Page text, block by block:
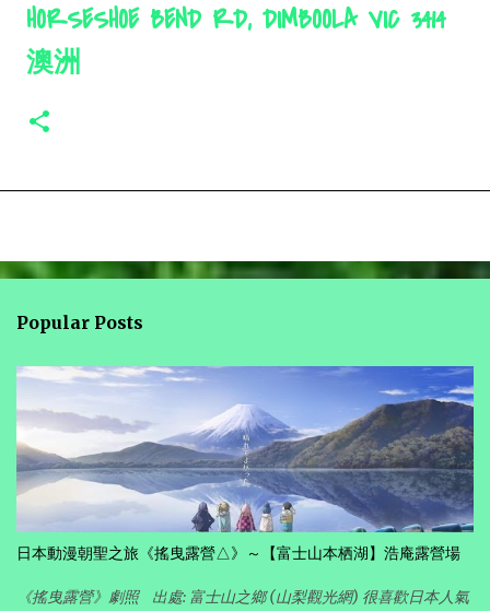
HORSESHOE BEND RD, DIMBOOLA VIC 3414
澳洲
Popular Posts
日本動漫朝聖之旅《搖曳露營△》～【富士山本栖湖】浩庵露營場
《搖曳露營》劇照 出處: 富士山之鄉 (山梨觀光網) 很喜歡日本人氣